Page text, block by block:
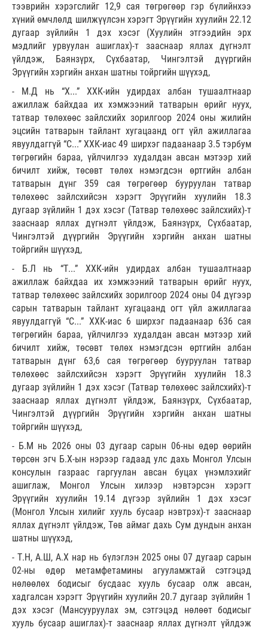
тээврийн хэрэгслийг 12,9 сая төгрөгөөр гэр бүлийнхээ
хүний өмчлөлд шилжүүлсэн хэрэгт Эрүүгийн хуулийн 22.12
дугаар зүйлийн 1 дэх хэсэг (Хуулийн этгээдийн эрх
мэдлийг урвуулан ашиглах)-т зааснаар яллах дүгнэлт
үйлдэж, Баянзүрх, Сүхбаатар, Чингэлтэй дүүргийн
Эрүүгийн хэргийн анхан шатны тойргийн шүүхэд,
- М.Д нь “Х...” ХХК-ийн удирдах албан тушаалтнаар
ажиллаж байхдаа их хэмжээний татварын өрийг нуух,
татвар төлөхөөс зайлсхийх зорилгоор 2024 оны жилийн
эцсийн татварын тайлант хугацаанд огт үйл ажиллагаа
явуулдаггүй “С...” ХХК-иас 49 ширхэг падаанаар 3.5 тэрбум
төгрөгийн бараа, үйлчилгээ худалдан авсан мэтээр хий
бичилт хийж, төсөвт төлөх нэмэгдсэн өртгийн албан
татварын дүнг 359 сая төгрөгөөр бууруулан татвар
төлөхөөс зайлсхийсэн хэрэгт Эрүүгийн хуулийн 18.3
дугаар зүйлийн 1 дэх хэсэг (Татвар төлөхөөс зайлсхийх)-т
зааснаар яллах дүгнэлт үйлдэж, Баянзүрх, Сүхбаатар,
Чингэлтэй дүүргийн Эрүүгийн хэргийн анхан шатны
тойргийн шүүхэд,
- Б.Л нь “Т...” ХХК-ийн удирдах албан тушаалтнаар
ажиллаж байхдаа их хэмжээний татварын өрийг нуух,
татвар төлөхөөс зайлсхийх зорилгоор 2024 оны 04 дүгээр
сарын татварын тайлант хугацаанд огт үйл ажиллагаа
явуулдаггүй “С...” ХХК-иас 6 ширхэг падаанаар 636 сая
төгрөгийн бараа, үйлчилгээ худалдан авсан мэтээр хий
бичилт хийж, төсөвт төлөх нэмэгдсэн өртгийн албан
татварын дүнг 63,6 сая төгрөгөөр бууруулан татвар
төлөхөөс зайлсхийсэн хэрэгт Эрүүгийн хуулийн 18.3
дугаар зүйлийн 1 дэх хэсэг (Татвар төлөхөөс зайлсхийх)-т
зааснаар яллах дүгнэлт үйлдэж, Баянзүрх, Сүхбаатар,
Чингэлтэй дүүргийн Эрүүгийн хэргийн анхан шатны
тойргийн шүүхэд,
- Б.М нь 2026 оны 03 дугаар сарын 06-ны өдөр өөрийн
төрсөн эгч Б.Х-ын нэрээр гадаад улс дахь Монгол Улсын
консулын газраас гаргуулан авсан буцах үнэмлэхийг
ашиглаж, Монгол Улсын хилээр нэвтэрсэн хэрэгт
Эрүүгийн хуулийн 19.14 дүгээр зүйлийн 1 дэх хэсэг
(Монгол Улсын хилийг хууль бусаар нэвтрэх)-т зааснаар
яллах дүгнэлт үйлдэж, Төв аймаг дахь Сум дундын анхан
шатны шүүхэд,
- Т.Н, А.Ш, А.Х нар нь бүлэглэн 2025 оны 07 дугаар сарын
02-ны өдөр метамфетамины агууламжтай сэтгэцэд
нөлөөлөх бодисыг бусдаас хууль бусаар олж авсан,
хадгалсан хэрэгт Эрүүгийн хуулийн 20.7 дугаар зүйлийн 1
дэх хэсэг (Мансууруулах эм, сэтгэцэд нөлөөт бодисыг
хууль бусаар ашиглах)-т зааснаар яллах дүгнэлт үйлдэж